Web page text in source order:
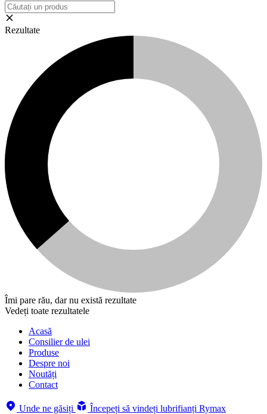
Rezultate
Îmi pare rău, dar nu există rezultate
Vedeți toate rezultatele
Acasă
Consilier de ulei
Produse
Despre noi
Noutăți
Contact
Unde ne găsiți Începeți să vindeți lubrifianți Rymax